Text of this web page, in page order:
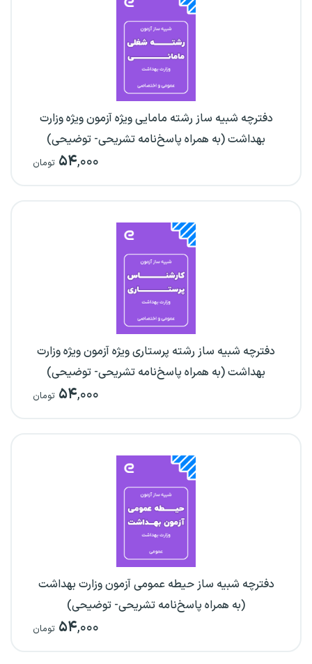
دفترچه شبیه ساز رشته مامایی ویژه آزمون ویژه وزارت
بهداشت (به همراه پاسخ‌نامه تشریحی- توضیحی)
۵۴,۰۰۰ تومان
دفترچه شبیه ساز رشته پرستاری ویژه آزمون ویژه وزارت
بهداشت (به همراه پاسخ‌نامه تشریحی- توضیحی)
۵۴,۰۰۰ تومان
دفترچه شبیه ساز حیطه عمومی آزمون وزارت بهداشت
(به همراه پاسخ‌نامه تشریحی- توضیحی)
۵۴,۰۰۰ تومان